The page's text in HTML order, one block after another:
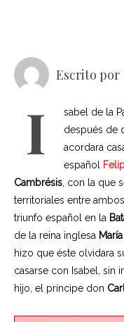
Escrito por
I sabel de la
después de
acordara
español
Cambrésis , con la que
territoriales entre
triunfo español en la
de la reina inglesa
hizo que éste olvidara
casarse con Isabel, sin
hijo, el príncipe don